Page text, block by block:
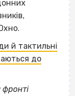
й тактильні
до